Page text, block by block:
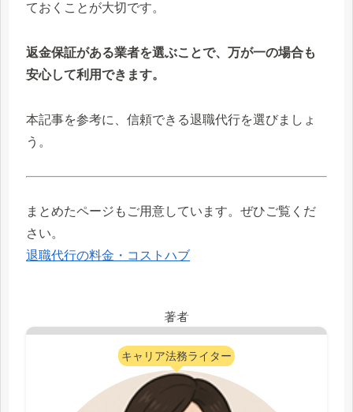
ておくことが大切です。
返金保証がある業者を選ぶことで、万が一の場合も
安心して利用できます。
本記事を参考に、信頼できる退職代行を選びましょ
う。
まとめたページもご用意しています。ぜひご覧くだ
さい。
退職代行の料金・コストハブ
著者
キャリア法務ライター